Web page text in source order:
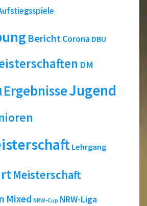
BerichtCorona DBU
DM
ErgebnisseJugend
Lehrgang
Meisterschaft
Mixed NRW-Cup NRW-Liga